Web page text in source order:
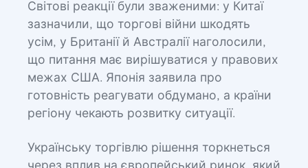
Світові реакції були зваженими: у Китаї
зазначили, що торгові війни шкодять
усім, у Британії й Австралії наголосили,
що питання має вирішуватися у правових
межах США. Японія заявила про
готовність реагувати обдумано, а країни
регіону чекають розвитку ситуації.
Українську торгівлю рішення торкнеться